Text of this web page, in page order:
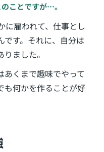
ことですが…。
に雇われて、仕事とし
す。それに、自分は
ました。
くまで趣味でやって
も何かを作ることが好